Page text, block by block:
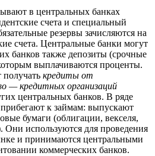
в центральных банках
счета и специальный
резервы зачисляются на
счета. Центральные банки могут
банков также депозиты (срочные
выплачиваются проценты.
кредиты от
— кредитных организаций
центральных банков. В ряде
к займам: выпускают
бумаги (облигации, векселя,
Они используются для проведения
и принимаются центральными
коммерческих банков.